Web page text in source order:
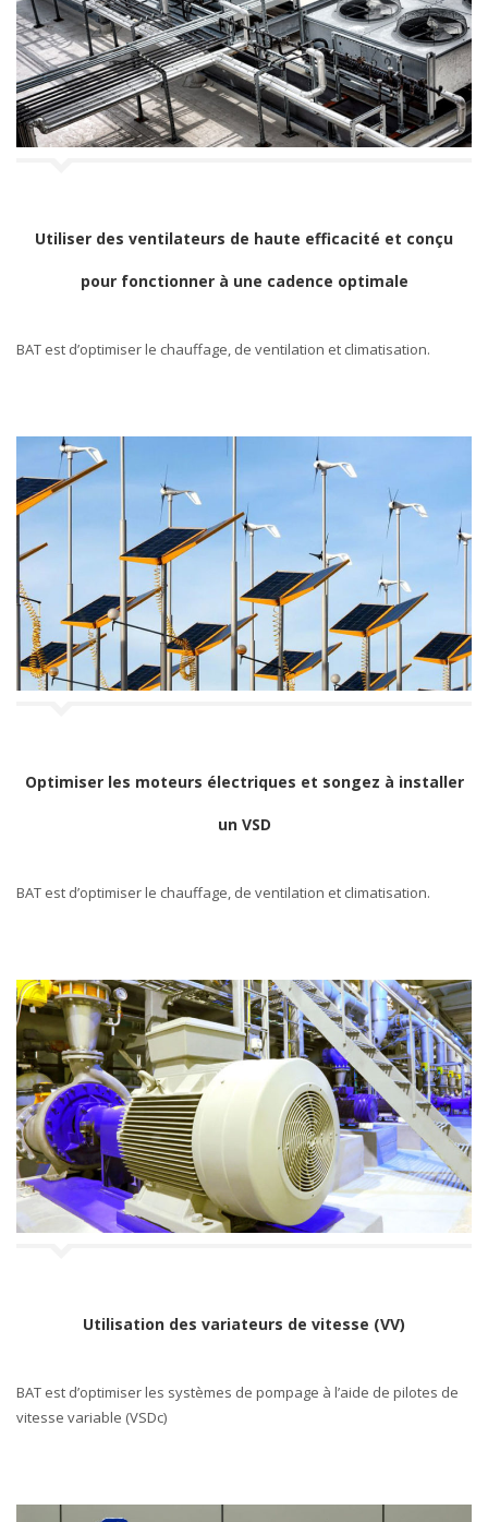
t
i
o
n
Utiliser des ventilateurs de haute efficacité et conçu
pour fonctionner à une cadence optimale
BAT est d’optimiser le chauffage, de ventilation et climatisation.
Optimiser les moteurs électriques et songez à installer
un VSD
BAT est d’optimiser le chauffage, de ventilation et climatisation.
Utilisation des variateurs de vitesse (VV)
BAT est d’optimiser les systèmes de pompage à l’aide de pilotes de
vitesse variable (VSDc)